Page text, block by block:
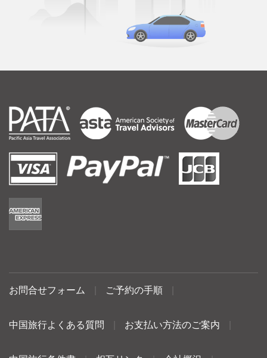
お問合せフォーム ご予約の手順
中国旅行よくある質問 お支払い方法のご案内